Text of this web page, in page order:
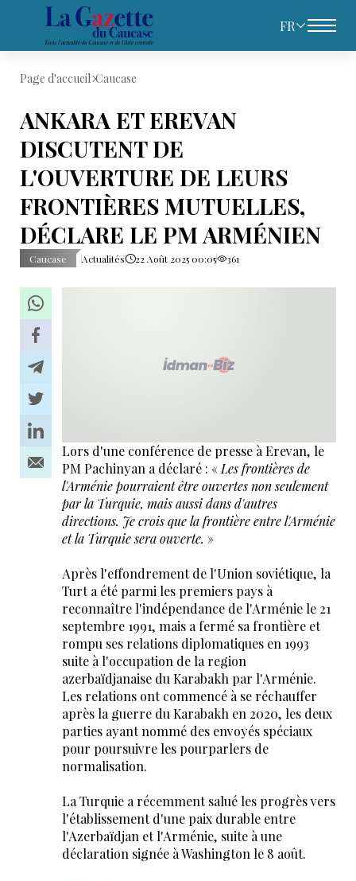
FR
Page d'accueil Caucase
ANKARA ET EREVAN
DISCUTENT DE
L'OUVERTURE DE LEURS
FRONTIÈRES MUTUELLES,
DÉCLARE LE PM ARMÉNIEN
Caucase Actualités 22 Août 2025 00:05 361
Lors d'une conférence de presse à Erevan, le
PM Pachinyan a déclaré : « Les frontières de
l'Arménie pourraient être ouvertes non seulement
par la Turquie, mais aussi dans d'autres
directions. Je crois que la frontière entre l'Arménie
et la Turquie sera ouverte. »
Après l'effondrement de l'Union soviétique, la
Turt a été parmi les premiers pays à
reconnaître l'indépendance de l'Arménie le 21
septembre 1991, mais a fermé sa frontière et
rompu ses relations diplomatiques en 1993
suite à l'occupation de la region
azerbaïdjanaise du Karabakh par l'Arménie.
Les relations ont commencé à se réchauffer
après la guerre du Karabakh en 2020, les deux
parties ayant nommé des envoyés spéciaux
pour poursuivre les pourparlers de
normalisation.
La Turquie a récemment salué les progrès vers
l'établissement d'une paix durable entre
l'Azerbaïdjan et l'Arménie, suite à une
déclaration signée à Washington le 8 août.